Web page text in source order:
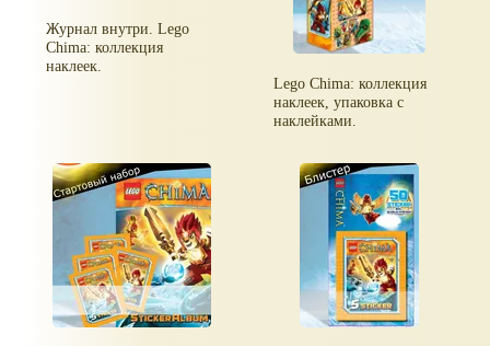
Журнал внутри. Lego
Chima: коллекция
наклеек.
Lego Chima: коллекция
наклеек, упаковка с
наклейками.